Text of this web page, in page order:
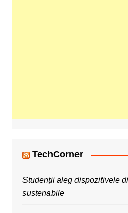
TechCorner
Studenții aleg dispozitivele
sustenabile